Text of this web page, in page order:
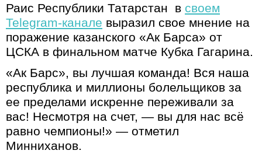
Раис Республики Татарстан в своем
Telegram-канале выразил свое мнение на
поражение казанского «Ак Барса» от
ЦСКА в финальном матче Кубка Гагарина.
«Ак Барс», вы лучшая команда! Вся наша
республика и миллионы болельщиков за
ее пределами искренне переживали за
вас! Несмотря на счет, — вы для нас всё
равно чемпионы!» — отметил
Минниханов.